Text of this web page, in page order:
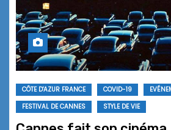
CÔTE D'AZUR FRANCE COVID-19
FESTIVAL DE CANNES
STYLE DE VIE